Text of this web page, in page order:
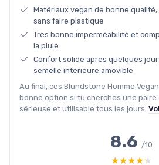
Matériaux vegan de bonne
sans faire plastique
Très bonne imperméabilité et
la pluie
Confort solide après quelques
semelle intérieure amovible
Au final, ces Blundstone Homme
bonne option si tu cherches une paire
sérieuse et utilisable tous les jours.
8.6 /10
★★★★★
★★★★★